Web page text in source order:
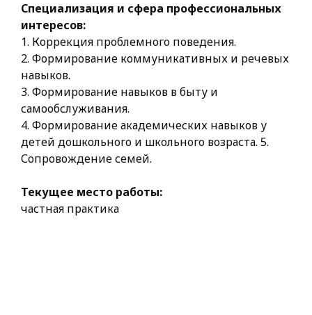
Специализация и сфера профессиональных
интересов:
1. Коррекция проблемного поведения.
2. Формирование коммуникативных и речевых
навыков.
3. Формирование навыков в быту и
самообслуживания.
4. Формирование академических навыков у
детей дошкольного и школьного возраста. 5.
Сопровождение семей.
Текущее место работы:
частная практика